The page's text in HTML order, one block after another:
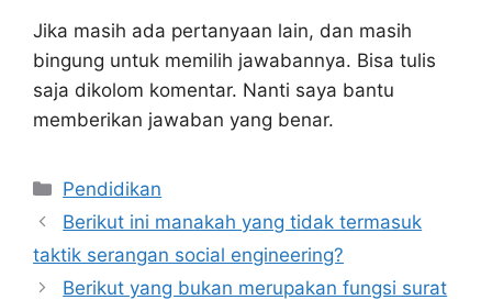
Jika masih ada pertanyaan lain, dan masih
bingung untuk memilih jawabannya. Bisa tulis
saja dikolom komentar. Nanti saya bantu
memberikan jawaban yang benar.
Kategori
Pendidikan
Berikut ini manakah yang tidak termasuk
taktik serangan social engineering?
Berikut yang bukan merupakan fungsi surat